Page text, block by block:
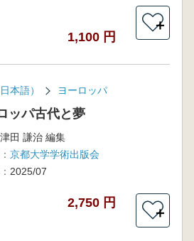
1,100 円
＋
本語） ヨーロッパ
ッパ古代と夢
津田 謙治 編集
京都大学学術出版会
2025/07
2,750 円
＋